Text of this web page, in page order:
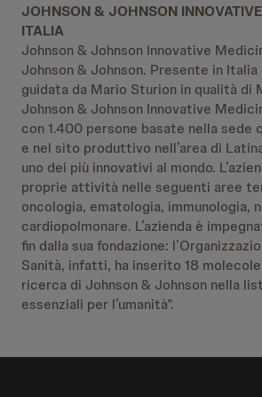
JOHNSON & JOHNSON
ITALIA
Johnson & Johnson Innovative
Johnson & Johnson. Presente in Italia
guidata da Mario Sturion in qualità di
Johnson & Johnson Innovative
con 1.400 persone basate nella sede
e nel sito produttivo nell’area di
uno dei più innovativi al mondo.
proprie attività nelle seguenti aree
oncologia, ematologia, immunologia,
cardiopolmonare. L’azienda è
fin dalla sua fondazione:
Sanità, infatti, ha inserito 18
ricerca di Johnson & Johnson nella
essenziali per l’umanità”.